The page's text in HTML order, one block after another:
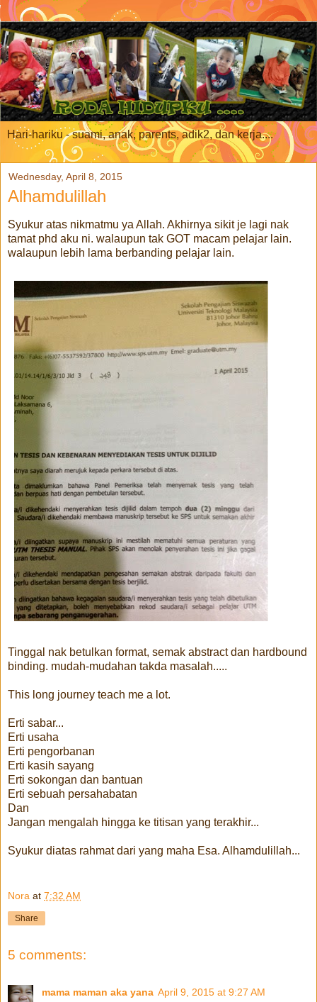
Hari-hariku - suami, anak, parents, adik2, dan kerja....
Wednesday, April 8, 2015
Alhamdulillah
Syukur atas nikmatmu ya Allah. Akhirnya sikit je lagi nak
tamat phd aku ni. walaupun tak GOT macam pelajar lain.
walaupun lebih lama berbanding pelajar lain.
Tinggal nak betulkan format, semak abstract dan hardbound
binding. mudah-mudahan takda masalah.....
This long journey teach me a lot.
Erti sabar...
Erti usaha
Erti pengorbanan
Erti kasih sayang
Erti sokongan dan bantuan
Erti sebuah persahabatan
Dan
Jangan mengalah hingga ke titisan yang terakhir...
Syukur diatas rahmat dari yang maha Esa. Alhamdulillah...
Nora at 7:32 AM
Share
5 comments:
mama maman aka yana April 9, 2015 at 9:27 AM